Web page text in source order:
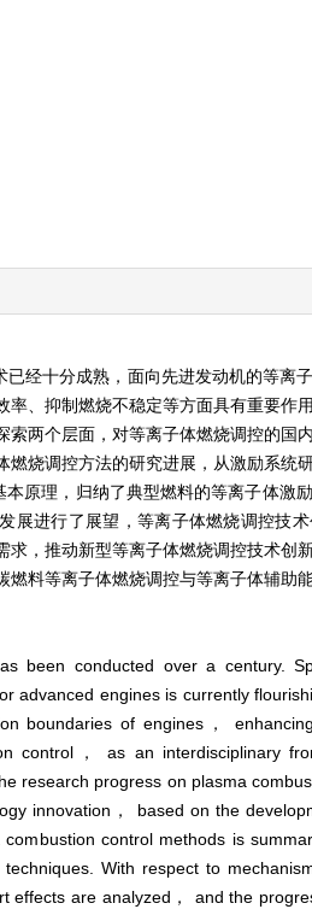
经十分成熟，面向先进发动机的等离
、抑制燃烧不稳定等方面具有重要作
两个层面，对等离子体燃烧调控的国
烧调控方法的研究进展，从激励系统
原理，归纳了典型燃料的等离子体激
展进行了展望，等离子体燃烧调控技
，推动新型等离子体燃烧调控技术创
料等离子体燃烧调控与等离子体辅助
been conducted over a century.
advanced engines is currently
boundaries of engines，
control， as an interdisciplinary
research progress on plasma
innovation， based on the
control methods is
With respect to
are analyzed， and the